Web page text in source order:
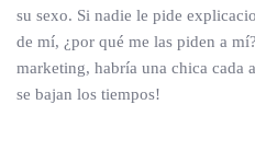
su sexo. Si nadie le pide
de mí, ¿por qué me las piden a
marketing, habría una chica cada
se bajan los tiempos!